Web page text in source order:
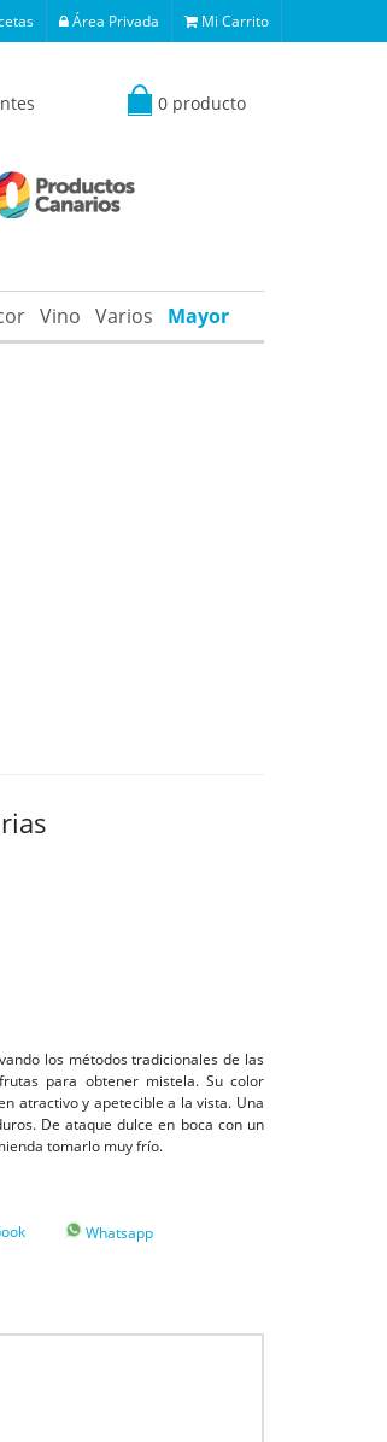
Área Privada Mi Carrito
0 producto
Vino Varios Mayor
los métodos tradicionales de las
para obtener mistela. Su color
atractivo y apetecible a la vista. Una
De ataque dulce en boca con un
tomarlo muy frío.
Whatsapp